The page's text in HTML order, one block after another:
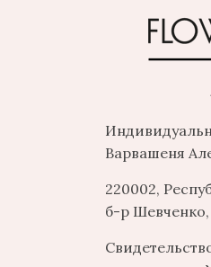
Варвашеня
220002,
б-р Шевченко,